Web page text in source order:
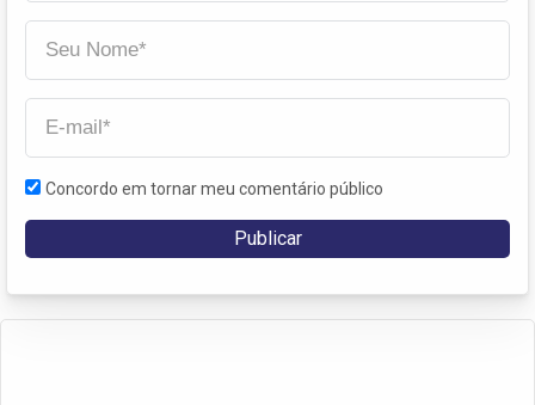
Concordo em tornar meu comentário público